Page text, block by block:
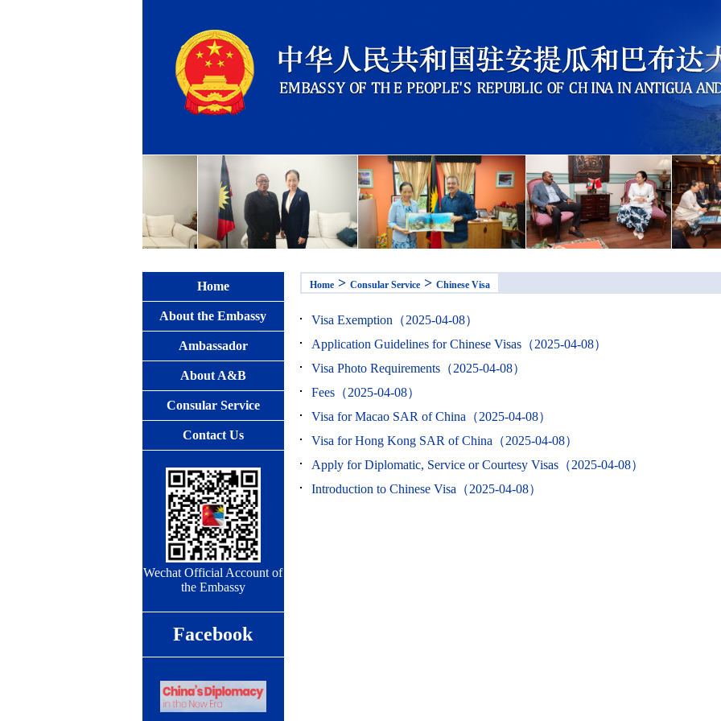
Home
About the Embassy
Ambassador
About A&B
Consular Service
Contact Us
Wechat Official Account of
the Embassy
Facebook
Home> Consular Service> Chinese Visa
Visa Exemption（2025-04-08）
Application Guidelines for Chinese Visas（2025-04-08）
Visa Photo Requirements（2025-04-08）
Fees（2025-04-08）
Visa for Macao SAR of China（2025-04-08）
Visa for Hong Kong SAR of China（2025-04-08）
Apply for Diplomatic, Service or Courtesy Visas（2025-04-08）
Introduction to Chinese Visa（2025-04-08）